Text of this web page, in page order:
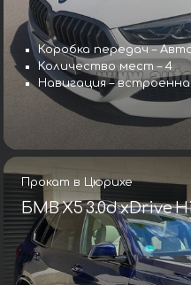
Коробка передач –
Количество мест – 4
Навигация –
Прокат в Цюрихе
БМВ X5 3.0d xDrive